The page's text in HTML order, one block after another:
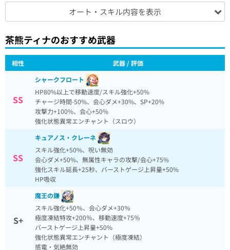
オート・スキル内容を表示
茶熊ティナのおすすめ武器
相性 武器 / 評価
SS
シャークフロート
HP80%以上で移動速度/スキル強化+50%
チャージ時間-50%、会心ダメ+30%、SP+20%
攻撃力+100%、会心+50%
強化状態異常エンチャント（スロウ）
SS
キュアノス・クレーネ
スキル強化+50%、呪い無効
会心ダメ+50%、無属性キャラの攻撃/会心+75%
強化スキル延長+25秒、バーストゲージ上昇量+50%
HP吸収
S+
魔王の鎌
スキル強化+50％、会心ダメ+30％
極度凍結特攻+200％、移動速度+75％
バーストゲージ上昇量+50%
強化状態異常エンチャント（極度凍結）
感電・気絶無効